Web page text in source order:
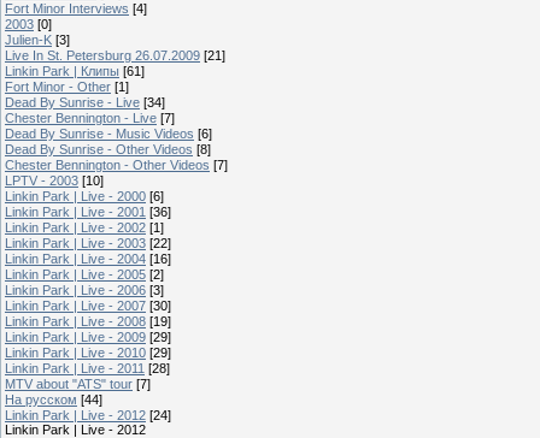
Fort Minor Interviews [4]
2003 [0]
Julien-K [3]
Live In St. Petersburg 26.07.2009 [21]
Linkin Park | Клипы [61]
Fort Minor - Other [1]
Dead By Sunrise - Live [34]
Chester Bennington - Live [7]
Dead By Sunrise - Music Videos [6]
Dead By Sunrise - Other Videos [8]
Chester Bennington - Other Videos [7]
LPTV - 2003 [10]
Linkin Park | Live - 2000 [6]
Linkin Park | Live - 2001 [36]
Linkin Park | Live - 2002 [1]
Linkin Park | Live - 2003 [22]
Linkin Park | Live - 2004 [16]
Linkin Park | Live - 2005 [2]
Linkin Park | Live - 2006 [3]
Linkin Park | Live - 2007 [30]
Linkin Park | Live - 2008 [19]
Linkin Park | Live - 2009 [29]
Linkin Park | Live - 2010 [29]
Linkin Park | Live - 2011 [28]
MTV about "ATS" tour [7]
На русском [44]
Linkin Park | Live - 2012 [24]
Linkin Park | Live - 2012